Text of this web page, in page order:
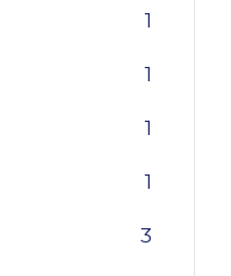
1
1
1
1
3